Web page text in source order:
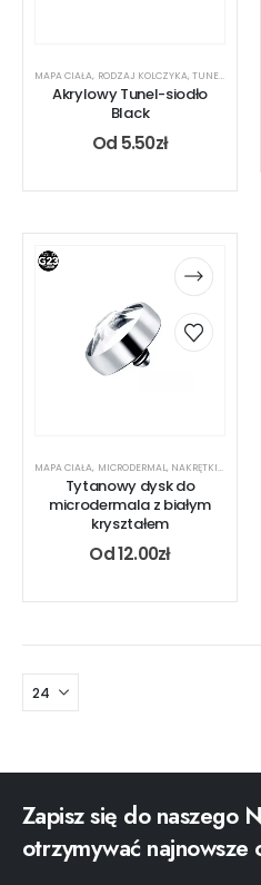
MAPA CIAŁA, RODZAJ KOLCZYKA,TUNEL ,
Akrylowy Tunel-siodło
Black
Od 5.50zł
MAPA CIAŁA, MICRODERMAL, NAKRĘTKI,OFERTA
Tytanowy dysk do
microdermala z białym
kryształem
Od12.00zł
Zapisz się do naszego
otrzymywać najnowsze